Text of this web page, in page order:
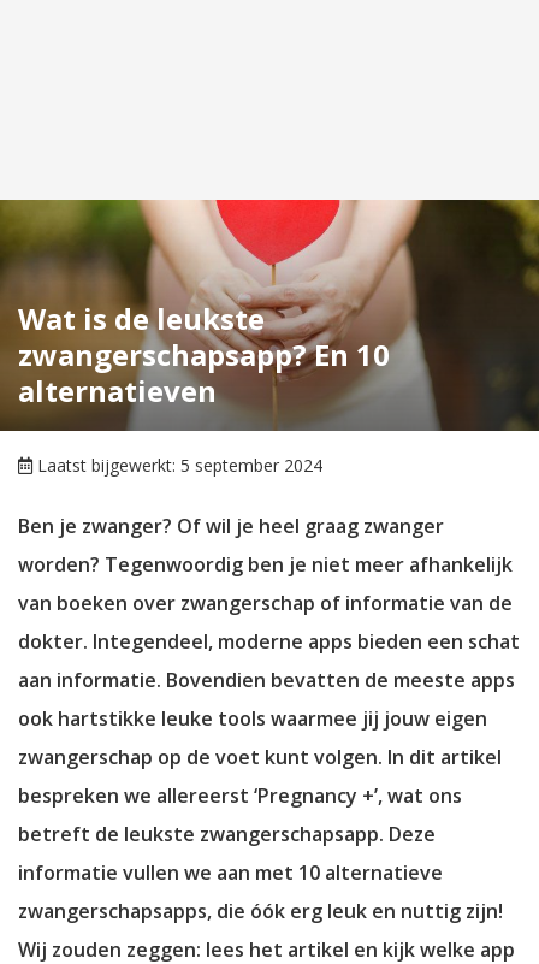
Wat is de leukste
zwangerschapsapp? En 10
alternatieven
Laatst bijgewerkt: 5 september 2024
Ben je zwanger? Of wil je heel graag zwanger
worden? Tegenwoordig ben je niet meer afhankelijk
van boeken over zwangerschap of informatie van de
dokter. Integendeel, moderne apps bieden een schat
aan informatie. Bovendien bevatten de meeste apps
ook hartstikke leuke tools waarmee jij jouw eigen
zwangerschap op de voet kunt volgen. In dit artikel
bespreken we allereerst ‘Pregnancy +’, wat ons
betreft de leukste zwangerschapsapp. Deze
informatie vullen we aan met 10 alternatieve
zwangerschapsapps, die óók erg leuk en nuttig zijn!
Wij zouden zeggen: lees het artikel en kijk welke app